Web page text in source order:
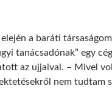
a baráti
tanácsadónak” egy
az ujjaival. – Mivel
nem tudtam